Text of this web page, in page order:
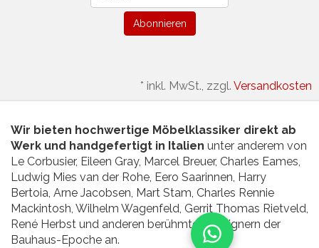
Abonnieren
* inkl. MwSt., zzgl. Versandkosten
Wir bieten hochwertige Möbelklassiker direkt ab
Werk und handgefertigt in Italien unter anderem von
Le Corbusier, Eileen Gray, Marcel Breuer, Charles Eames,
Ludwig Mies van der Rohe, Eero Saarinnen, Harry
Bertoia, Arne Jacobsen, Mart Stam, Charles Rennie
Mackintosh, Wilhelm Wagenfeld, Gerrit Thomas Rietveld,
René Herbst und anderen berühmten Designern der
Bauhaus-Epoche an.